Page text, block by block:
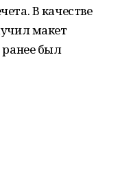
В качестве
макет
ранее был